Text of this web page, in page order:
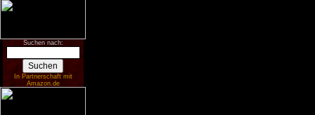
Suchen nach:
In Partnerschaft mit
Amazon.de